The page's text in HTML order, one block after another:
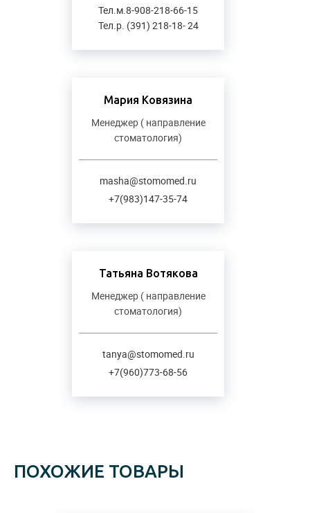
Тел.м.8-908-218-66-15
Тел.р. (391) 218-18- 24
Мария Ковязина
Менеджер ( направление
стоматология)
masha@stomomed.ru
+7(983)147-35-74
Татьяна Вотякова
Менеджер ( направление
стоматология)
tanya@stomomed.ru
+7(960)773-68-56
ПОХОЖИЕ ТОВАРЫ